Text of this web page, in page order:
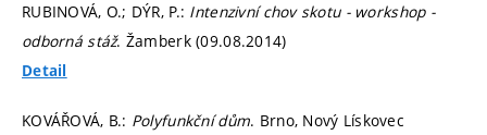
RUBINOVÁ, O.; DÝR, P.: Intenzivní chov skotu - workshop -
odborná stáž. Žamberk (09.08.2014)
Detail
KOVÁŘOVÁ, B.: Polyfunkční dům. Brno, Nový Lískovec